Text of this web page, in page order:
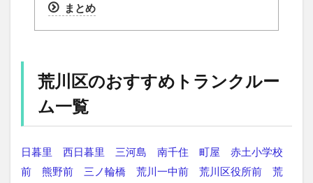
まとめ
荒川区のおすすめトランクルー
ム一覧
日暮里 西日暮里 三河島 南千住 町屋
赤土小学校
前
熊野前 三ノ輪橋 荒川一中前 荒川区役所前
荒